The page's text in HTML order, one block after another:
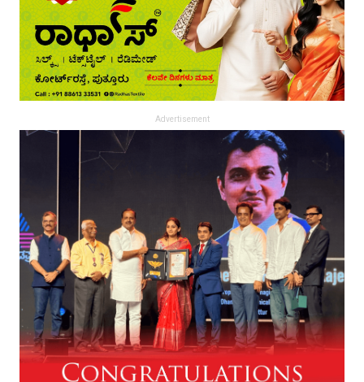
Advertisement